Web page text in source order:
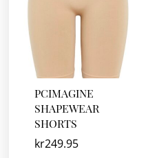
PCIMAGINE
SHAPEWEAR
SHORTS
kr249.95